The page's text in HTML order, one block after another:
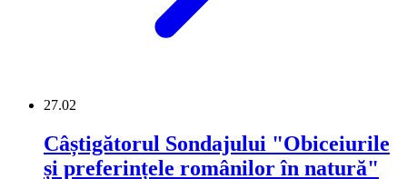
27.02
Câștigătorul Sondajului "Obiceiurile
și preferințele românilor în natură"